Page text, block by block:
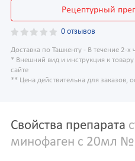
Рецептурный
0 отзывов
Доставка по Ташкенту - В течение 2-
* Внешний вид и инструкция к
сайте
** Цена действительна для заказов,
Свойства препарата
минофаген с 20мл